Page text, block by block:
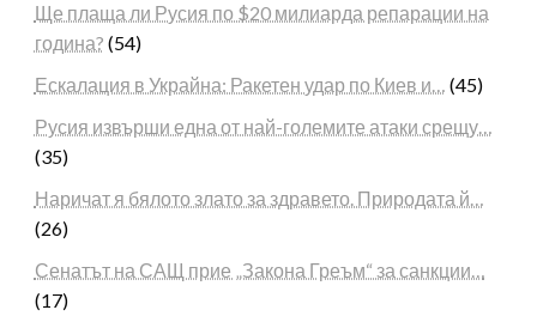
Ще плаща ли Русия по $20 милиарда репарации на
година? (54)
Ескалация в Украйна: Ракетен удар по Киев и… (45)
Русия извърши една от най-големите атаки срещу…
(35)
Наричат я бялото злато за здравето. Природата й…
(26)
Сенатът на САЩ прие „Закона Греъм“ за санкции…
(17)